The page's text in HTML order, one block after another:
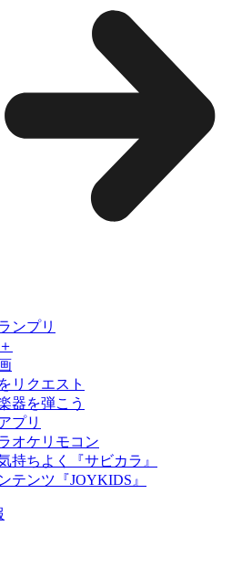
ンプリ
リクエスト
器を弾こう
プリ
オケリモコン
持ちよく『サビカラ』
テンツ『JOYKIDS』